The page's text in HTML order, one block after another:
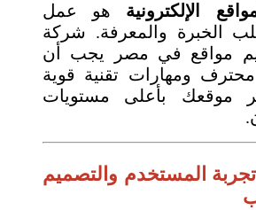
الإلكترونية هو عمل
الخبرة والمعرفة. شركة
مواقع في مصر يجب أن
ومهارات تقنية قوية
موقعك بأعلى مستويات
المستخدم والتصميم